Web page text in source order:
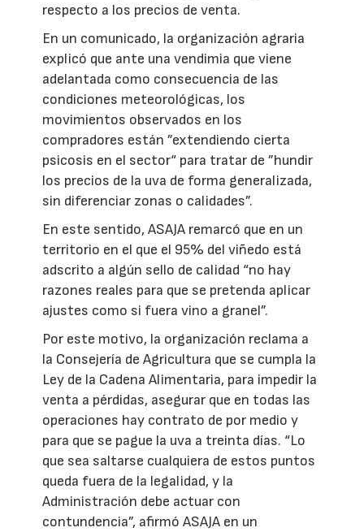
respecto a los precios de venta.
En un comunicado, la organización agraria
explicó que ante una vendimia que viene
adelantada como consecuencia de las
condiciones meteorológicas, los
movimientos observados en los
compradores están ”extendiendo cierta
psicosis en el sector“ para tratar de ”hundir
los precios de la uva de forma generalizada,
sin diferenciar zonas o calidades”.
En este sentido, ASAJA remarcó que en un
territorio en el que el 95% del viñedo está
adscrito a algún sello de calidad “no hay
razones reales para que se pretenda aplicar
ajustes como si fuera vino a granel”.
Por este motivo, la organización reclama a
la Consejería de Agricultura que se cumpla la
Ley de la Cadena Alimentaria, para impedir la
venta a pérdidas, asegurar que en todas las
operaciones hay contrato de por medio y
para que se pague la uva a treinta días. “Lo
que sea saltarse cualquiera de estos puntos
queda fuera de la legalidad, y la
Administración debe actuar con
contundencia”, afirmó ASAJA en un